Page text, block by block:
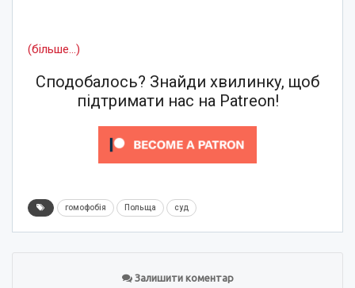
(більше…)
Сподобалось? Знайди хвилинку, щоб
підтримати нас на Patreon!
гомофобія Польща суд
Залишити коментар